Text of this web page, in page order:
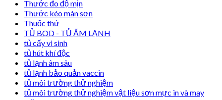
Thước đo độ mịn
Thước kéo màn sơn
Thuốc thử
TỦ BOD - TỦ ẤM LẠNH
tủ cấy vi sinh
tủ hút khí độc
tủ lạnh âm sâu
tủ lạnh bảo quản vaccin
tủ môi trường thử nghiệm
tủ môi trường thử nghiệm vật liệu sơn mực in và may